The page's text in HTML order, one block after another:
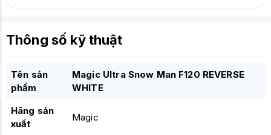
Thông số kỹ thuật
Tên sản
phẩm
Magic Ultra Snow Man F120 REVERSE
WHITE
Hãng sản
xuất
Magic